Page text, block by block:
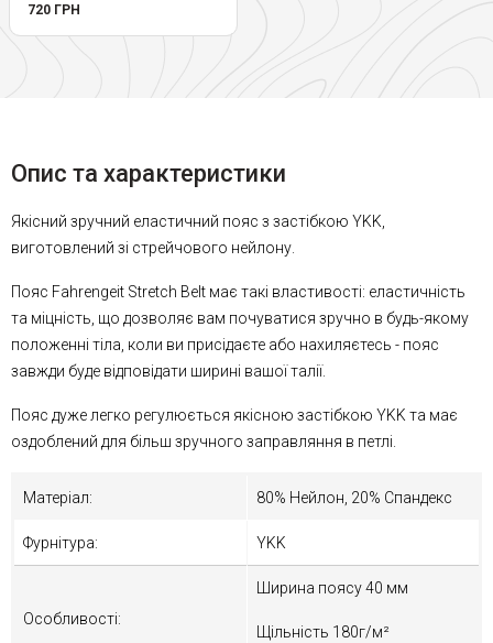
720 ГРН
Опис та характеристики
Якісний зручний еластичний пояс з застібкою YKK,
виготовлений зі стрейчового нейлону.
Пояс Fahrengeit Stretch Belt має такі властивості: еластичність
та міцність, що дозволяє вам почуватися зручно в будь-якому
положенні тіла, коли ви присідаєте або нахиляєтесь - пояс
завжди буде відповідати ширині вашої талії.
Пояс дуже легко регулюється якісною застібкою YKK та має
оздоблений для більш зручного заправляння в петлі.
Матеріал: 80% Нейлон, 20% Спандекс
Фурнітура: YKK
Особливості:
Ширина поясу 40 мм
Щільність 180г/м²